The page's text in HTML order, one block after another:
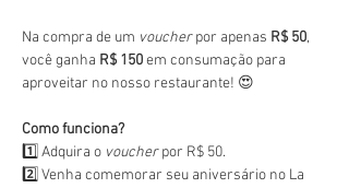
Na compra de um voucher por apenas R$ 50,
você ganha R$ 150 em consumação para
aproveitar no nosso restaurante! 😍
Como funciona?
1️⃣ Adquira o voucher por R$ 50.
2️⃣ Venha comemorar seu aniversário no La